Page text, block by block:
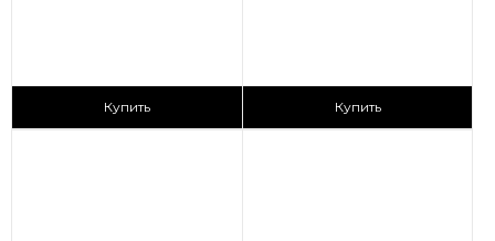
Купить Купить